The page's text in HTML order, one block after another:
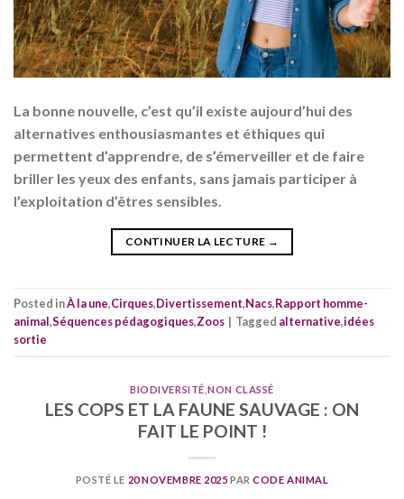
La bonne nouvelle, c’est qu’il existe aujourd’hui des
alternatives enthousiasmantes et éthiques qui
permettent d’apprendre, de s’émerveiller et de faire
briller les yeux des enfants, sans jamais participer à
l’exploitation d’êtres sensibles.
CONTINUER LA LECTURE →
Posted inÀ la une,Cirques,Divertissement,Nacs,Rapport homme-
animal,Séquences pédagogiques,Zoos | Tagged alternative,idées
sortie
BIODIVERSITÉ ,NON CLASSÉ
LES COPS ET LA FAUNE SAUVAGE : ON
FAIT LE POINT !
POSTÉ LE 20 NOVEMBRE 2025 PARCODE ANIMAL